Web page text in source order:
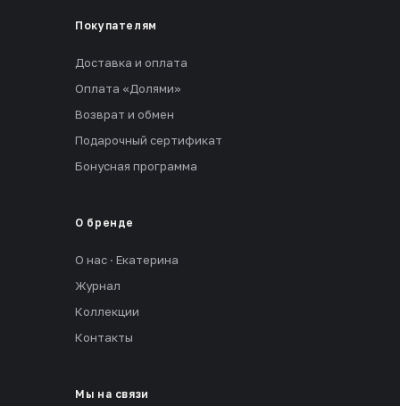
Покупателям
Доставка и оплата
Оплата «Долями»
Возврат и обмен
Подарочный сертификат
Бонусная программа
О бренде
О нас · Екатерина
Журнал
Коллекции
Контакты
Мы на связи